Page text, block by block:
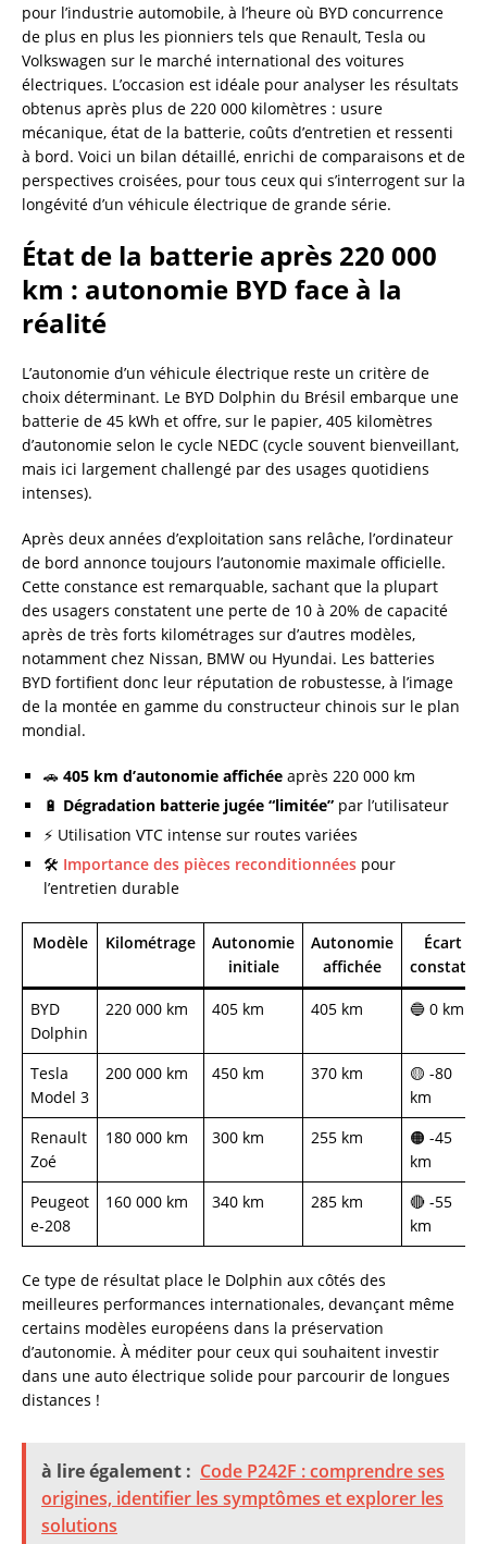
pour l’industrie automobile, à l’heure où BYD concurrence
de plus en plus les pionniers tels que Renault, Tesla ou
Volkswagen sur le marché international des voitures
électriques. L’occasion est idéale pour analyser les résultats
obtenus après plus de 220 000 kilomètres : usure
mécanique, état de la batterie, coûts d’entretien et ressenti
à bord. Voici un bilan détaillé, enrichi de comparaisons et de
perspectives croisées, pour tous ceux qui s’interrogent sur la
longévité d’un véhicule électrique de grande série.
État de la batterie après 220 000
km : autonomie BYD face à la
réalité
L’autonomie d’un véhicule électrique reste un critère de
choix déterminant. Le BYD Dolphin du Brésil embarque une
batterie de 45 kWh et offre, sur le papier, 405 kilomètres
d’autonomie selon le cycle NEDC (cycle souvent bienveillant,
mais ici largement challengé par des usages quotidiens
intenses).
Après deux années d’exploitation sans relâche, l’ordinateur
de bord annonce toujours l’autonomie maximale officielle.
Cette constance est remarquable, sachant que la plupart
des usagers constatent une perte de 10 à 20% de capacité
après de très forts kilométrages sur d’autres modèles,
notamment chez Nissan, BMW ou Hyundai. Les batteries
BYD fortifient donc leur réputation de robustesse, à l’image
de la montée en gamme du constructeur chinois sur le plan
mondial.
🚗 405 km d’autonomie affichée après 220 000 km
🔋 Dégradation batterie jugée “limitée” par l’utilisateur
⚡ Utilisation VTC intense sur routes variées
🛠️ Importance des pièces reconditionnées pour
l’entretien durable
Modèle Kilométrage
Autonomie
initiale
Autonomie
affichée
Écart
constaté
BYD
Dolphin
220 000 km 405 km 405 km 🔵 0 km
Tesla
Model 3
200 000 km 450 km 370 km
🟡 -80
km
Renault
Zoé
180 000 km 300 km 255 km
🟠 -45
km
Peugeot
e-208
160 000 km 340 km 285 km
🔴 -55
km
Ce type de résultat place le Dolphin aux côtés des
meilleures performances internationales, devançant même
certains modèles européens dans la préservation
d’autonomie. À méditer pour ceux qui souhaitent investir
dans une auto électrique solide pour parcourir de longues
distances !
à lire également : Code P242F : comprendre ses
origines, identifier les symptômes et explorer les
solutions